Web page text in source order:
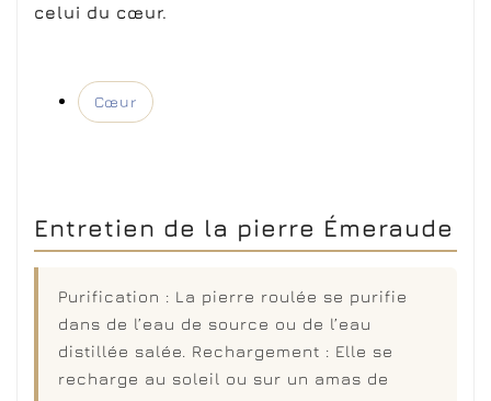
celui du cœur.
Cœur
Entretien de la pierre Émeraude
Purification : La pierre roulée se purifie
dans de l’eau de source ou de l’eau
distillée salée. Rechargement : Elle se
recharge au soleil ou sur un amas de